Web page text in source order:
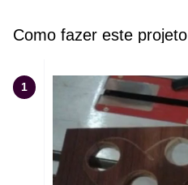
Como fazer este projeto
1